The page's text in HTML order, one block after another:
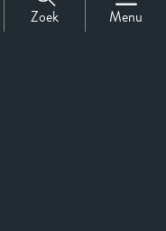
Zoek Menu